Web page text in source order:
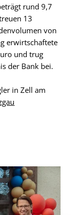
rund 9,7
13
von
erwirtschaftete
und trug
der Bank bei.
in Zell am